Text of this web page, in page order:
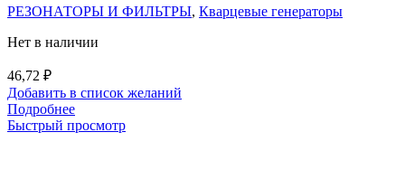
РЕЗОНАТОРЫ И ФИЛЬТРЫ, Кварцевые генераторы
Нет в наличии
46,72 ₽
Добавить в список желаний
Подробнее
Быстрый просмотр